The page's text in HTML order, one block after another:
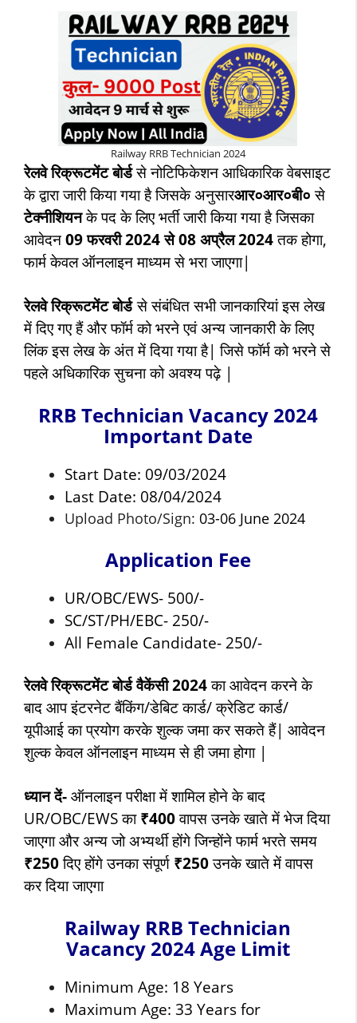
Railway RRB Technician 2024
रेलवे रिक्रूटमेंट बोर्डसे नोटिफिकेशन आधिकारिक वेबसाइट
के द्वारा जारी किया गया है जिसके अनुसारआर०आर०बी० से
टेक्नीशियनके पद के लिए भर्ती जारी किया गया है जिसका
आवेदन 09 फरवरी 2024 से 08 अप्रैल 2024तक होगा,
फार्म केवल ऑनलाइन माध्यम से भरा जाएगा|
रेलवे रिक्रूटमेंट बोर्डसे संबंधित सभी जानकारियां इस लेख
में दिए गए हैं और फॉर्म को भरने एवं अन्य जानकारी के लिए
लिंक इस लेख के अंत में दिया गया है| जिसे फॉर्म को भरने से
पहले अधिकारिक सुचना को अवश्य पढ़े |
RRB Technician Vacancy 2024
Important Date
Start Date: 09/03/2024
Last Date: 08/04/2024
Upload Photo/Sign: 03-06 June 2024
Application Fee
UR/OBC/EWS- 500/-
SC/ST/PH/EBC- 250/-
All Female Candidate- 250/-
रेलवे रिक्रूटमेंट बोर्ड वैकेंसी 2024का आवेदन करने के
बाद आप इंटरनेट बैंकिंग/डेबिट कार्ड/ क्रेडिट कार्ड/
यूपीआई का प्रयोग करके शुल्क जमा कर सकते हैं| आवेदन
शुल्क केवल ऑनलाइन माध्यम से ही जमा होगा |
ध्यान दें- ऑनलाइन परीक्षा में शामिल होने के बाद
UR/OBC/EWS का ₹400वापस उनके खाते में भेज दिया
जाएगा और अन्य जो अभ्यर्थी होंगे जिन्होंने फार्म भरते समय
₹250दिए होंगे उनका संपूर्ण ₹250उनके खाते में वापस
कर दिया जाएगा
Railway RRB Technician
Vacancy 2024 Age Limit
Minimum Age: 18 Years
Maximum Age: 33 Years for